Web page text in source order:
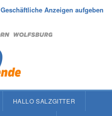
Geschäftliche Anzeigen aufgeben
HALLO SALZGITTER